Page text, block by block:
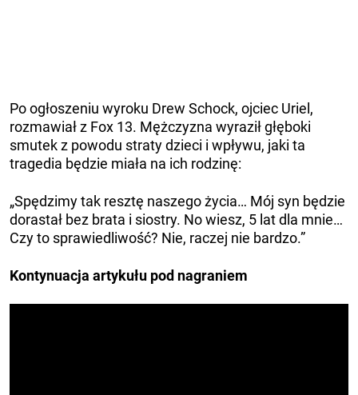
Po ogłoszeniu wyroku Drew Schock, ojciec Uriel,
rozmawiał z Fox 13. Mężczyzna wyraził głęboki
smutek z powodu straty dzieci i wpływu, jaki ta
tragedia będzie miała na ich rodzinę:
„Spędzimy tak resztę naszego życia… Mój syn będzie
dorastał bez brata i siostry. No wiesz, 5 lat dla mnie…
Czy to sprawiedliwość? Nie, raczej nie bardzo.”
Kontynuacja artykułu pod nagraniem